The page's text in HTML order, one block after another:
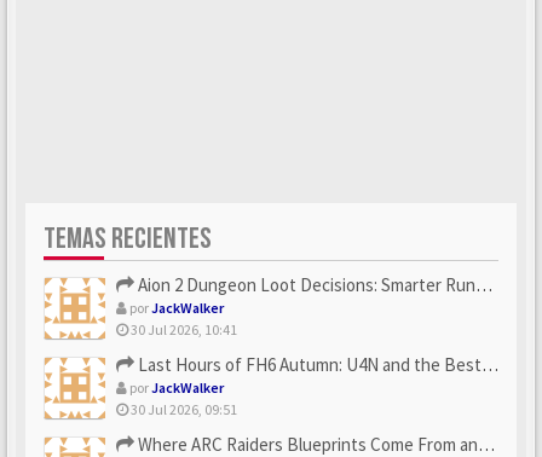
TEMAS RECIENTES
Aion 2 Dungeon Loot Decisions: Smarter Runs With U4N
porJackWalker
30 Jul 2026, 10:41
Last Hours of FH6 Autumn: U4N and the Best Rewards to Grab
porJackWalker
30 Jul 2026, 09:51
Where ARC Raiders Blueprints Come From and How U4N Can Help